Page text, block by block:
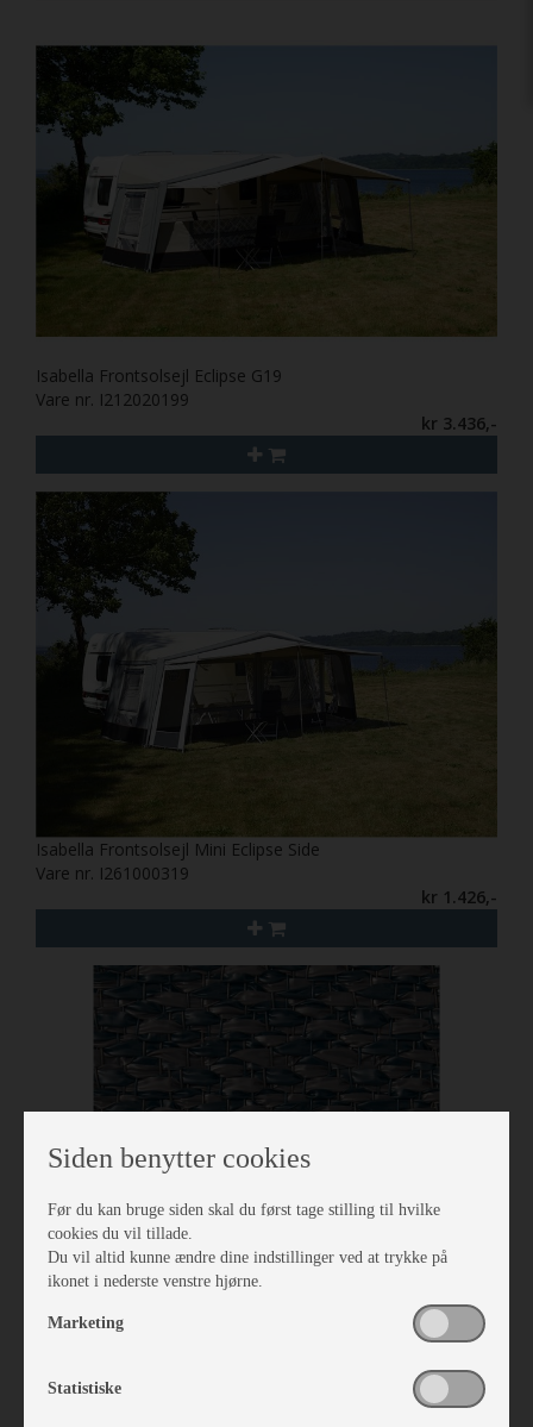
Isabella Frontsolsejl Eclipse G19
Vare nr. I212020199
kr 3.436,-
Isabella Frontsolsejl Mini Eclipse Side
Vare nr. I261000319
kr 1.426,-
Isabella Tæppe North 3,5 x 6,5
kr 2.134,-
Siden benytter cookies
Før du kan bruge siden skal du først tage stilling til hvilke
cookies du vil tillade.
Du vil altid kunne ændre dine indstillinger ved at trykke på
ikonet i nederste venstre hjørne.
Marketing
Statistiske